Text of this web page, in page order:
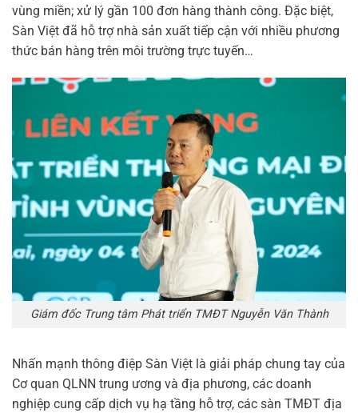
vùng miền; xử lý gần 100 đơn hàng thành công. Đặc biệt,
Sàn Việt đã hỗ trợ nhà sản xuất tiếp cận với nhiều phương
thức bán hàng trên môi trường trực tuyến…
Giám đốc Trung tâm Phát triển TMĐT Nguyễn Văn Thành
Nhấn mạnh thông điệp Sàn Việt là giải pháp chung tay của
Cơ quan QLNN trung ương và địa phương, các doanh
nghiệp cung cấp dịch vụ hạ tầng hỗ trợ, các sàn TMĐT địa